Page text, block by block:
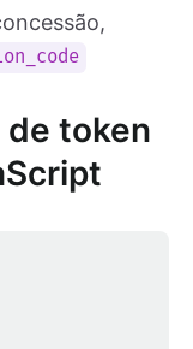
token